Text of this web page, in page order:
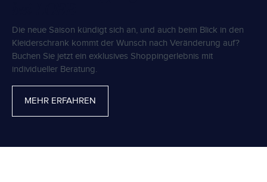
Die neue Saison kündigt sich an, und auch beim Blick in den
Kleiderschrank kommt der Wunsch nach Veränderung auf?
Buchen Sie jetzt ein exklusives Shoppingerlebnis mit
individueller Beratung.
MEHR ERFAHREN